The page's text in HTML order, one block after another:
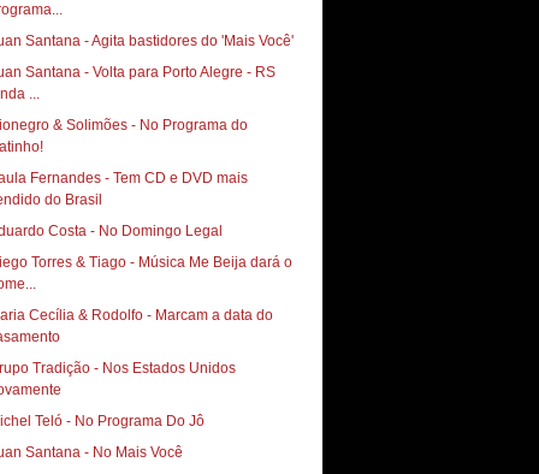
Santana - Agita bastidores do 'Mais Você'
Santana - Volta para Porto Alegre - RS
...
& Solimões - No Programa do
Ratinho!‏
Fernandes - Tem CD e DVD mais
do Brasil
Costa - No Domingo Legal
Torres & Tiago - Música Me Beija dará o
Cecília & Rodolfo - Marcam a data do
Tradição - Nos Estados Unidos
Teló - No Programa Do Jô
Santana - No Mais Você